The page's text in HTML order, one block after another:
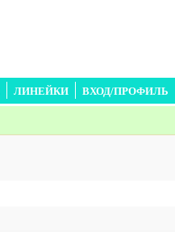
ЛИНЕЙКИ ВХОД/ПРОФИЛЬ